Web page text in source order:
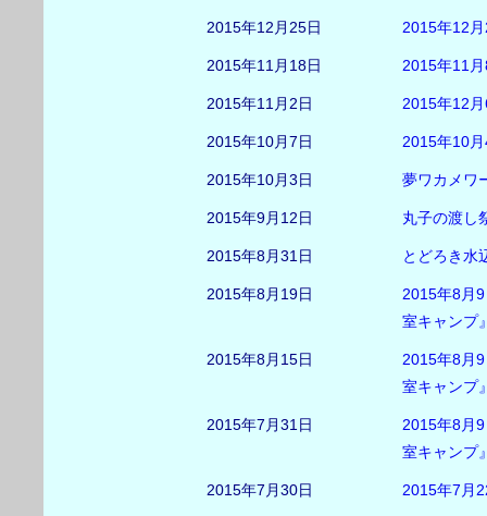
2015年12月25日 2015年12
2015年11月18日 2015年11
2015年11月2日 2015年12
2015年10月7日 2015年10
2015年10月3日 夢ワカメワ
2015年9月12日 丸子の渡し
2015年8月31日 とどろき水
2015年8月19日
2015年8月
室キャンプ
2015年8月15日
2015年8月
室キャンプ
2015年7月31日
2015年8月
室キャンプ
2015年7月30日 2015年7月